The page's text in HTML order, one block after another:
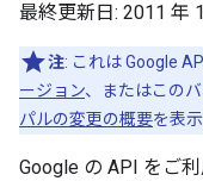
最終更新日: 2011 年
注: これは Google
ージョン、またはこの
パルの変更の概要を表示
Google の API をご